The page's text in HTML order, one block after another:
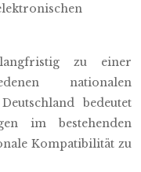
zu einer
nationalen
bedeutet
im bestehenden
Kompatibilität zu